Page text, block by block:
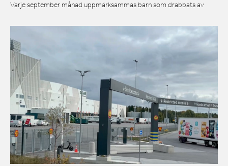
Varje september månad uppmärksammas barn som drabbats av